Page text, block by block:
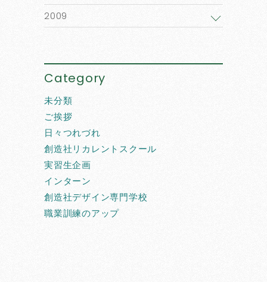
2009
Category
未分類
ご挨拶
日々つれづれ
創造社リカレントスクール
実習生企画
インターン
創造社デザイン専門学校
職業訓練のアップ